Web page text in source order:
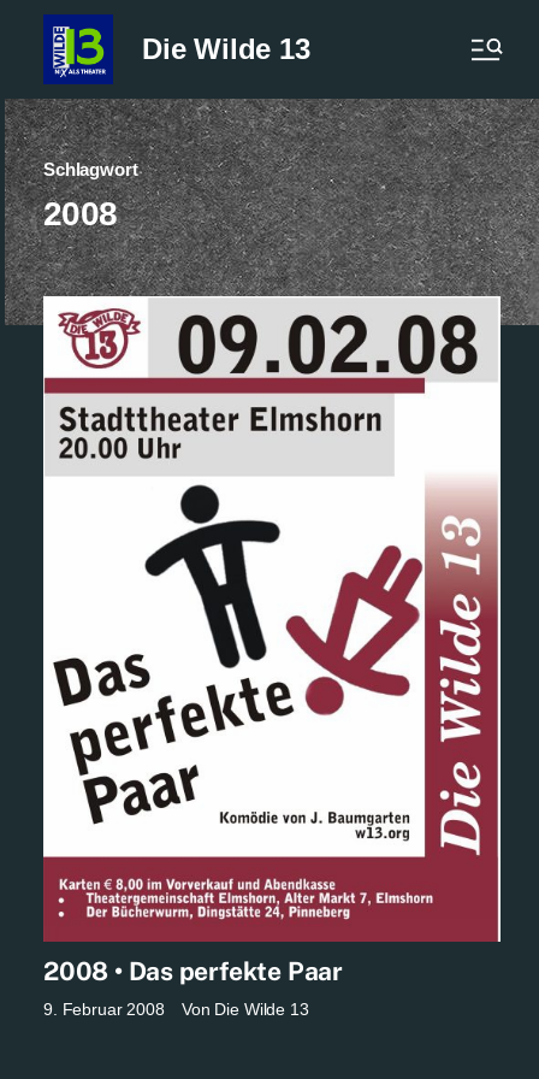
Die Wilde 13
Schlagwort
2008
2008 • Das perfekte Paar
9. Februar 2008 Von Die Wilde 13